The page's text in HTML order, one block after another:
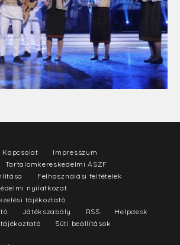
Kapcsolat
Impresszum
Tartalomkereskedelmi ÁSZF
Felhasználási feltételek
nyilatkozat
tájékoztató
Játékszabály RSS
Helpdesk
Süti beállítások